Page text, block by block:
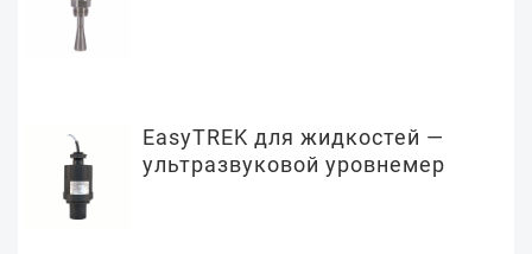
EasyTREK для жидкостей —
ультразвуковой уровнемер